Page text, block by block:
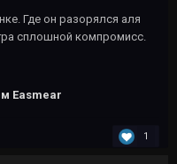
Где он разорялся аля
сплошной компромисс.
Easmear
1